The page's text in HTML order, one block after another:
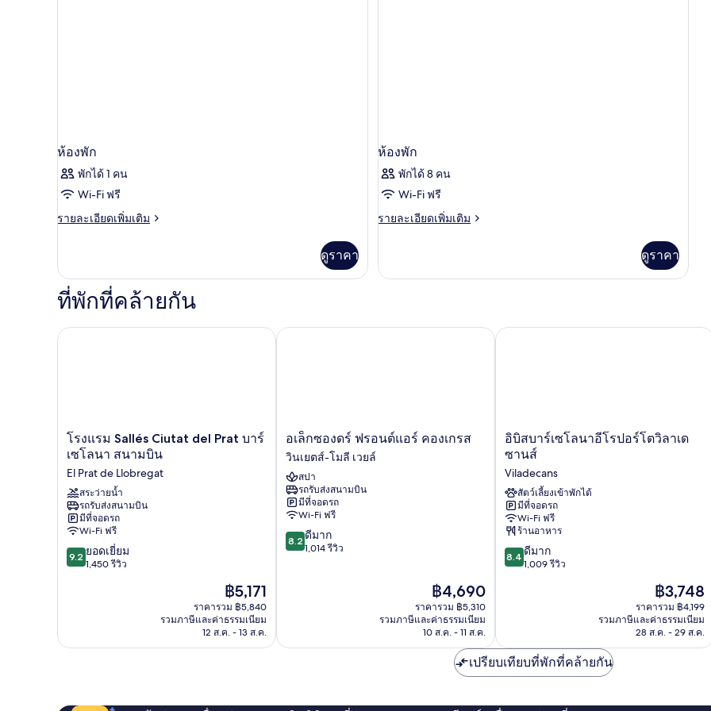
ห้องพัก
พักได้ 1 คน
Wi-Fi ฟรี
รายละเอียดเพิ่มเติม
ราย
เกี่ยว
กับ
ห้อง
ดูราคา
ห้องพัก
พักได้ 8 คน
Wi-Fi ฟรี
รายละเอียดเพิ่มเติม
ราย
เกี่ยว
ดูราคา
ที่พักที่คล้ายกัน
โรงแรม
Sallés
del
Prat
บาร์
เซ
โลนา
สนาม
บิน
โรงแรม Sallés Ciutat del Prat บาร์
เซโลนา สนามบิน
El Prat de Llobregat
สระว่ายน้ำ
รถรับส่งสนามบิน
มีที่จอดรถ
Wi-Fi ฟรี
9.2
จาก
9.2 ยอดเยี่ยม
1,450 รีวิว
ราคา
ปัจจุบัน
คือ
฿5,171
฿5,171
ราคารวม ฿5,840
รวมภาษีและค่าธรรมเนียม
12 ส.ค. - 13 ส.ค.
โรงแรม Sallés Ciutat del Prat บาร์เซโลนา สนามบิน
อ
เล็ก
ซอ
งดร์
ฟ
รอน
ต์
แอร์
คองเกรส
อเล็กซองดร์ ฟรอนต์แอร์ คองเกรส
วินเยตส์-โมลี เวยล์
สปา
รถรับส่งสนามบิน
มีที่จอดรถ
Wi-Fi ฟรี
8.2
จาก
8.2 ดีมาก
1,014 รีวิว
ราคา
ปัจจุบัน
คือ
฿4,690
฿4,690
ราคารวม ฿5,310
รวมภาษีและค่าธรรมเนียม
10 ส.ค. - 11 ส.ค.
อเล็กซองดร์ ฟรอนต์แอร์ คองเกรส
อิ
บิ
เซ
โลน
า
อี
โร
ปอร์
โต
Viladecans
อิบิสบาร์เซโลนาอีโรปอร์โตวิลาเด
ซานส์
Viladecans
สัตว์เลี้ยงเข้าพักได้
มีที่จอดรถ
Wi-Fi ฟรี
ร้านอาหาร
8.4
จาก
8.4 ดีมาก
1,009 รีวิว
ราคา
ปัจจุบัน
คือ
฿3,748
฿3,748
ราคารวม ฿4,199
รวมภาษีและค่าธรรมเนียม
28 ส.ค. - 29 ส.ค.
อิบิสบาร์เซโลนาอีโรปอร์โตวิลาเดซานส์
เปรียบเทียบที่พักที่คล้ายกัน